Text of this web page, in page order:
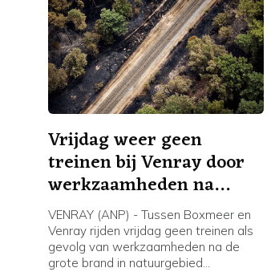
Vrijdag weer geen
treinen bij Venray door
werkzaamheden na
brand
VENRAY (ANP) - Tussen Boxmeer en
Venray rijden vrijdag geen treinen als
gevolg van werkzaamheden na de
grote brand in natuurgebied